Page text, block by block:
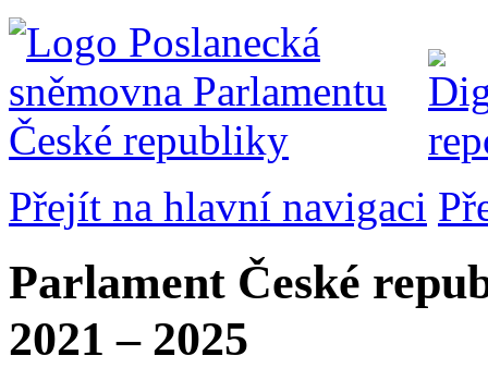
Přejít na hlavní navigaci
Parlament České
2021 – 2025